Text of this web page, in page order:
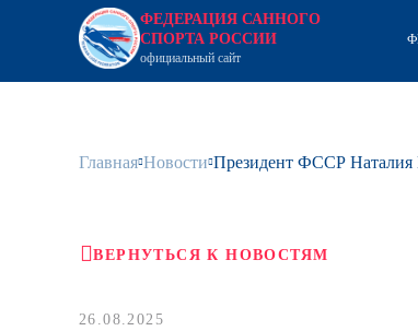
ФЕДЕРАЦИЯ САННОГО
СПОРТА РОССИИ
официальный сайт
Главная Новости Президент ФССР Наталия
ВЕРНУТЬСЯ К НОВОСТЯМ
26.08.2025